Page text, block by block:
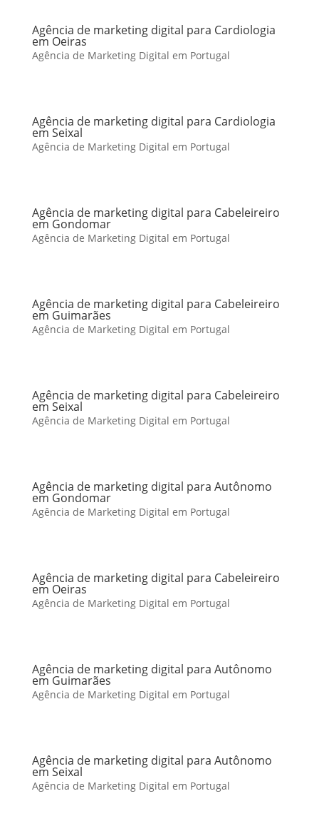
Agência de marketing digital para Cardiologia
em Oeiras
Agência de Marketing Digital em Portugal
Agência de marketing digital para Cardiologia
em Seixal
Agência de Marketing Digital em Portugal
Agência de marketing digital para Cabeleireiro
em Gondomar
Agência de Marketing Digital em Portugal
Agência de marketing digital para Cabeleireiro
em Guimarães
Agência de Marketing Digital em Portugal
Agência de marketing digital para Cabeleireiro
em Seixal
Agência de Marketing Digital em Portugal
Agência de marketing digital para Autônomo
em Gondomar
Agência de Marketing Digital em Portugal
Agência de marketing digital para Cabeleireiro
em Oeiras
Agência de Marketing Digital em Portugal
Agência de marketing digital para Autônomo
em Guimarães
Agência de Marketing Digital em Portugal
Agência de marketing digital para Autônomo
em Seixal
Agência de Marketing Digital em Portugal